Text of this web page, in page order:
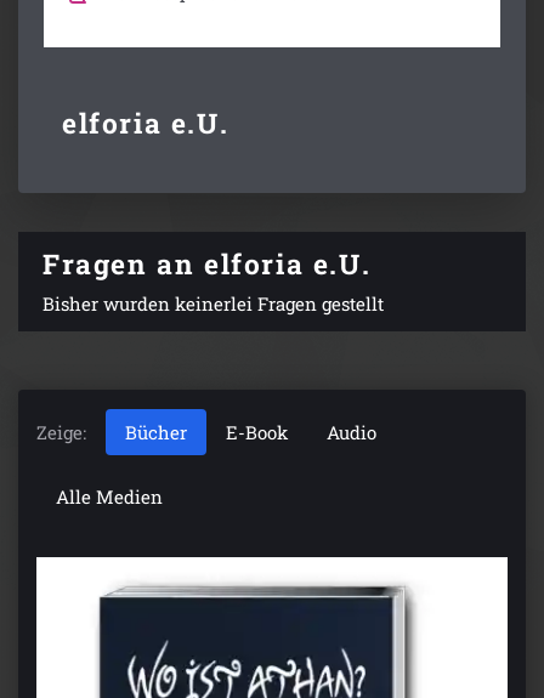
elforia e.U.
Fragen an elforia e.U.
Bisher wurden keinerlei Fragen gestellt
Zeige: Bücher E-Book Audio
Alle Medien